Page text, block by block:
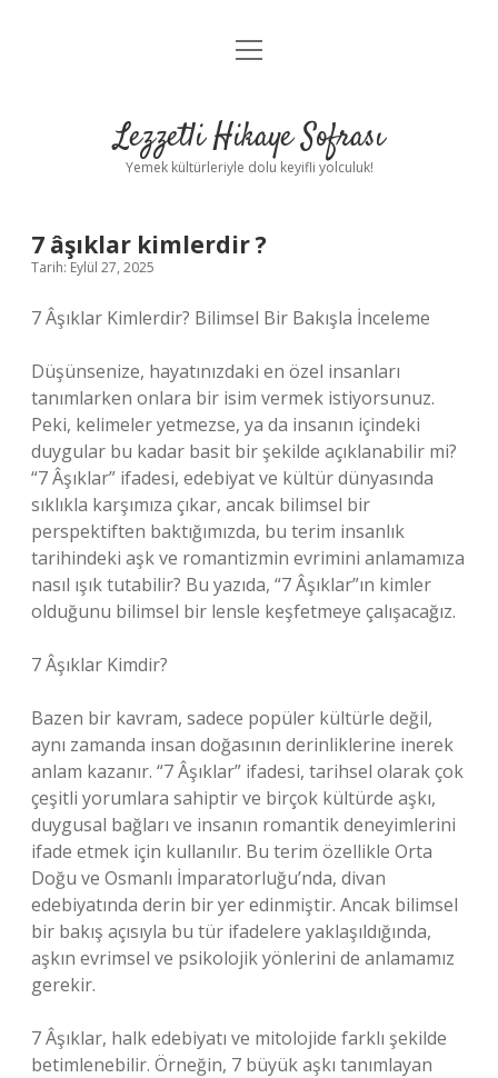
Anasayfa
Yasal Uyarı
menüyü
Lezzetli Hikaye Sofrası
Yemek kültürleriyle dolu keyifli yolculuk!
7 âşıklar kimlerdir ?
Tarih: Eylül 27, 2025
7 Âşıklar Kimlerdir? Bilimsel Bir Bakışla İnceleme
Düşünsenize, hayatınızdaki en özel insanları
tanımlarken onlara bir isim vermek istiyorsunuz.
Peki, kelimeler yetmezse, ya da insanın içindeki
duygular bu kadar basit bir şekilde açıklanabilir mi?
“7 Âşıklar” ifadesi, edebiyat ve kültür dünyasında
sıklıkla karşımıza çıkar, ancak bilimsel bir
perspektiften baktığımızda, bu terim insanlık
tarihindeki aşk ve romantizmin evrimini anlamamıza
nasıl ışık tutabilir? Bu yazıda, “7 Âşıklar”ın kimler
olduğunu bilimsel bir lensle keşfetmeye çalışacağız.
7 Âşıklar Kimdir?
Bazen bir kavram, sadece popüler kültürle değil,
aynı zamanda insan doğasının derinliklerine inerek
anlam kazanır. “7 Âşıklar” ifadesi, tarihsel olarak çok
çeşitli yorumlara sahiptir ve birçok kültürde aşkı,
duygusal bağları ve insanın romantik deneyimlerini
ifade etmek için kullanılır. Bu terim özellikle Orta
Doğu ve Osmanlı İmparatorluğu’nda, divan
edebiyatında derin bir yer edinmiştir. Ancak bilimsel
bir bakış açısıyla bu tür ifadelere yaklaşıldığında,
aşkın evrimsel ve psikolojik yönlerini de anlamamız
gerekir.
7 Âşıklar, halk edebiyatı ve mitolojide farklı şekilde
betimlenebilir. Örneğin, 7 büyük aşkı tanımlayan